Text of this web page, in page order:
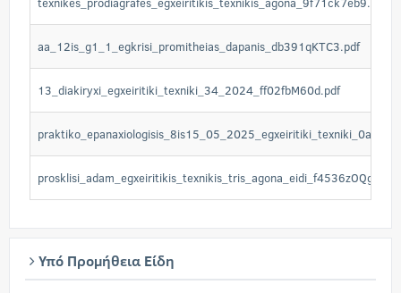
aa_12is_g1_1_egkrisi_promitheias_dapanis_db391qKTC3.pdf
13_diakiryxi_egxeiritiki_texniki_34_2024_ff02fbM60d.pdf
prosklisi_adam_egxeiritikis_texnikis_tris_agona_eidi_f4536zOQgd.pdf
Υπό Προμήθεια Είδη